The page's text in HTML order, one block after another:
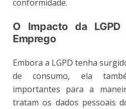
conformidade.
O Impacto da
Emprego
Embora a LGPD tenha
de consumo, ela
importantes para a
tratam os dados pessoais